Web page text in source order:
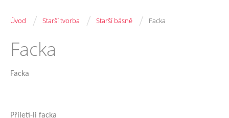
Úvod / Starší tvorba / Starší básně / Facka
Facka
Facka
Přiletí-li facka